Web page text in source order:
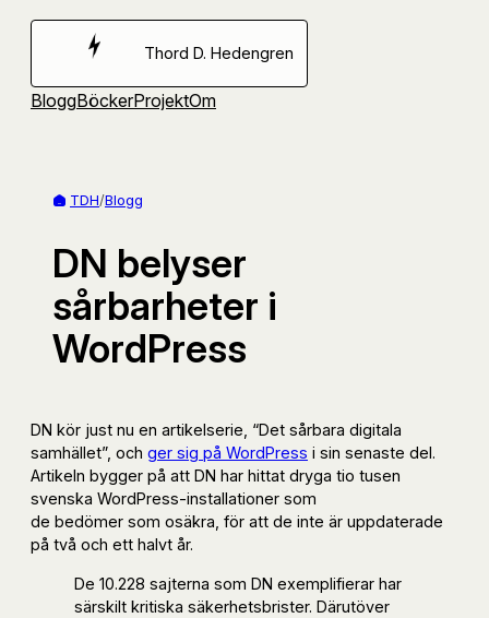
Hoppa
Thord D. Hedengren
BloggBöckerProjektOm
TDH/Blogg
DN belyser
sårbarheter i
WordPress
DN kör just nu en artikelserie, “Det sårbara digitala
samhället”, och ger sig på WordPress i sin senaste del.
Artikeln bygger på att DN har hittat dryga tio tusen
svenska WordPress-installationer som
de bedömer som osäkra, för att de inte är uppdaterade
på två och ett halvt år.
De 10.228 sajterna som DN exemplifierar har
särskilt kritiska säkerhetsbrister. Därutöver